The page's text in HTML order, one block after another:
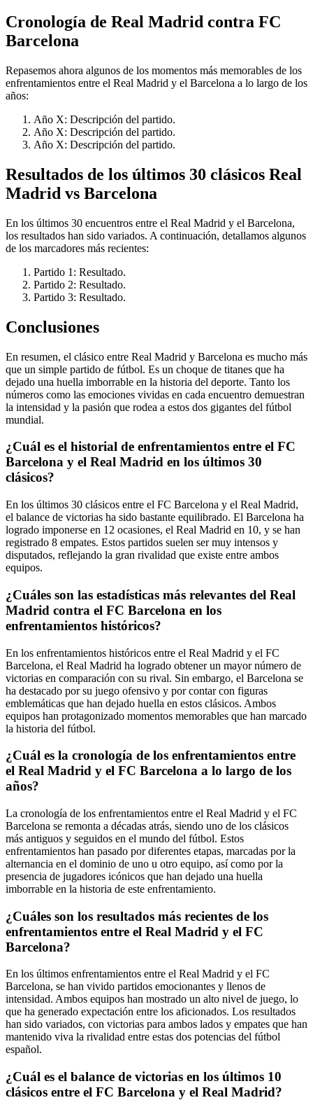
Cronología de Real Madrid contra FC
Barcelona
Repasemos ahora algunos de los momentos más memorables de los
enfrentamientos entre el Real Madrid y el Barcelona a lo largo de los
años:
Año X: Descripción del partido.
Año X: Descripción del partido.
Año X: Descripción del partido.
Resultados de los últimos 30 clásicos Real
Madrid vs Barcelona
En los últimos 30 encuentros entre el Real Madrid y el Barcelona,
los resultados han sido variados. A continuación, detallamos algunos
de los marcadores más recientes:
Partido 1: Resultado.
Partido 2: Resultado.
Partido 3: Resultado.
Conclusiones
En resumen, el clásico entre Real Madrid y Barcelona es mucho más
que un simple partido de fútbol. Es un choque de titanes que ha
dejado una huella imborrable en la historia del deporte. Tanto los
números como las emociones vividas en cada encuentro demuestran
la intensidad y la pasión que rodea a estos dos gigantes del fútbol
mundial.
¿Cuál es el historial de enfrentamientos entre el FC
Barcelona y el Real Madrid en los últimos 30
clásicos?
En los últimos 30 clásicos entre el FC Barcelona y el Real Madrid,
el balance de victorias ha sido bastante equilibrado. El Barcelona ha
logrado imponerse en 12 ocasiones, el Real Madrid en 10, y se han
registrado 8 empates. Estos partidos suelen ser muy intensos y
disputados, reflejando la gran rivalidad que existe entre ambos
equipos.
¿Cuáles son las estadísticas más relevantes del Real
Madrid contra el FC Barcelona en los
enfrentamientos históricos?
En los enfrentamientos históricos entre el Real Madrid y el FC
Barcelona, el Real Madrid ha logrado obtener un mayor número de
victorias en comparación con su rival. Sin embargo, el Barcelona se
ha destacado por su juego ofensivo y por contar con figuras
emblemáticas que han dejado huella en estos clásicos. Ambos
equipos han protagonizado momentos memorables que han marcado
la historia del fútbol.
¿Cuál es la cronología de los enfrentamientos entre
el Real Madrid y el FC Barcelona a lo largo de los
años?
La cronología de los enfrentamientos entre el Real Madrid y el FC
Barcelona se remonta a décadas atrás, siendo uno de los clásicos
más antiguos y seguidos en el mundo del fútbol. Estos
enfrentamientos han pasado por diferentes etapas, marcadas por la
alternancia en el dominio de uno u otro equipo, así como por la
presencia de jugadores icónicos que han dejado una huella
imborrable en la historia de este enfrentamiento.
¿Cuáles son los resultados más recientes de los
enfrentamientos entre el Real Madrid y el FC
Barcelona?
En los últimos enfrentamientos entre el Real Madrid y el FC
Barcelona, se han vivido partidos emocionantes y llenos de
intensidad. Ambos equipos han mostrado un alto nivel de juego, lo
que ha generado expectación entre los aficionados. Los resultados
han sido variados, con victorias para ambos lados y empates que han
mantenido viva la rivalidad entre estas dos potencias del fútbol
español.
¿Cuál es el balance de victorias en los últimos 10
clásicos entre el FC Barcelona y el Real Madrid?